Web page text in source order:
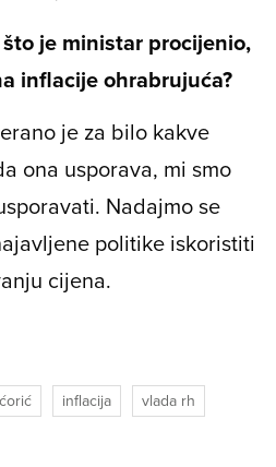
je ministar procijenio,
inflacije ohrabrujuća?
je za bilo kakve
ona usporava, mi smo
Nadajmo se
politike iskoristiti
cijena.
inflacija
vlada rh